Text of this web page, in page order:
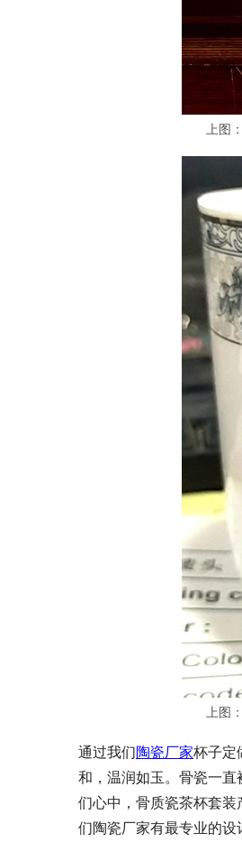
上图
上图
通过我们陶瓷厂家杯子定
和，温润如玉。骨瓷一直
们心中，骨质瓷茶杯套
们陶瓷厂家有最专业的设